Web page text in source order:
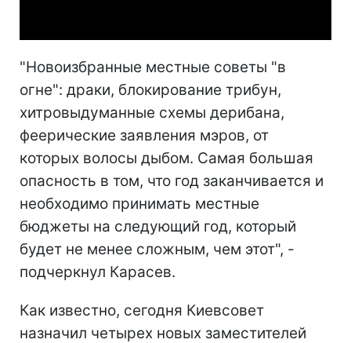
"Новоизбранные местные советы "в
огне": драки, блокирование трибун,
хитровыдуманные схемы дерибана,
феерические заявления мэров, от
которых волосы дыбом. Самая большая
опасность в том, что год заканчивается и
необходимо принимать местные
бюджеты на следующий год, который
будет не менее сложным, чем этот", -
подчеркнул Карасев.
Как известно, сегодня Киевсовет
назначил четырех новых заместителей